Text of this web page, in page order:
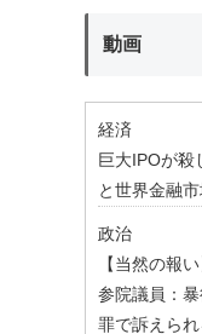
動画
経済
巨大IPOが殺
と世界金融
政治
【当然の報
参院議員：
罪で訴えられ